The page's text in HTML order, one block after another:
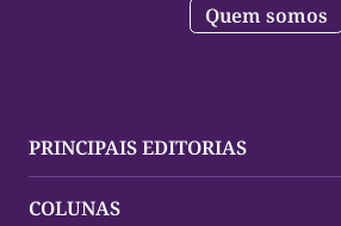
Quem somos
PRINCIPAIS EDITORIAS
COLUNAS